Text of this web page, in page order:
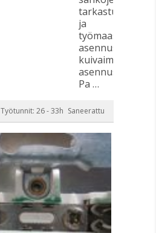
tarkastusta
ja
työmaasähkön
asennus,
kuivaimen
asennus.
Pa …
Saneerattu
Työtunnit: 26 - 33h